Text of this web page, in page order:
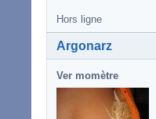
Hors ligne
Argonarz
Ver momètre